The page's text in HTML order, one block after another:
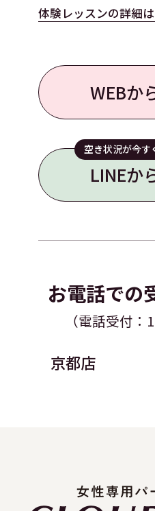
体験レッスンの詳細
WEBか
空き状況が今す
LINEか
お電話での
（電話受付：
京都店